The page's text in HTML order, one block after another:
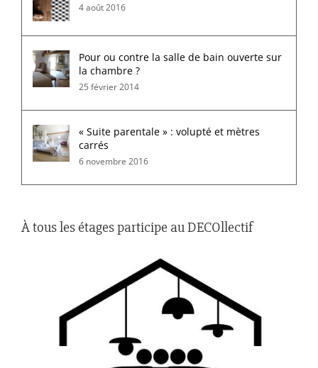
4 août 2016
Pour ou contre la salle de bain ouverte sur
la chambre ?
25 février 2014
« Suite parentale » : volupté et mètres
carrés
6 novembre 2016
À tous les étages participe au DECOllectif